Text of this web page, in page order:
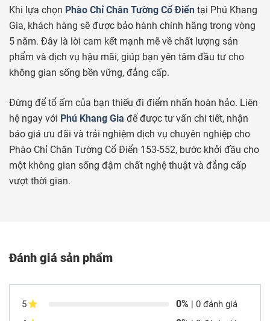
Khi lựa chọn Phào Chỉ Chân Tường Cổ Điển tại Phú Khang
Gia, khách hàng sẽ được bảo hành chính hãng trong vòng
5 năm. Đây là lời cam kết mạnh mẽ về chất lượng sản
phẩm và dịch vụ hậu mãi, giúp bạn yên tâm đầu tư cho
không gian sống bền vững, đẳng cấp.
Đừng để tổ ấm của bạn thiếu đi điểm nhấn hoàn hảo. Liên
hệ ngay với Phú Khang Gia để được tư vấn chi tiết, nhận
báo giá ưu đãi và trải nghiệm dịch vụ chuyên nghiệp cho
Phào Chỉ Chân Tường Cổ Điển 153-552, bước khởi đầu cho
một không gian sống đậm chất nghệ thuật và đẳng cấp
vượt thời gian.
Đánh giá sản phẩm
5 0% | 0 đánh giá